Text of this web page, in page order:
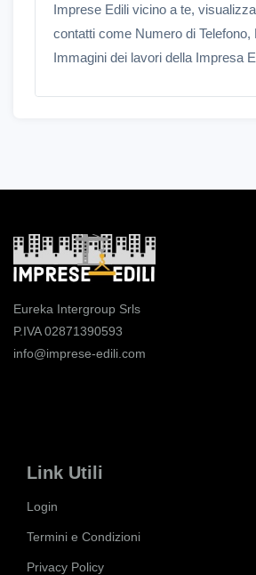
Imprese Edili vicino a te,
contatti come Numero di Telefono,
Immagini dei lavori della Impresa
Eureka Intergroup Srls
P.IVA 02871390593
info@imprese-edili.com
Link Utili
Login
Termini e Condizioni
Privacy Policy